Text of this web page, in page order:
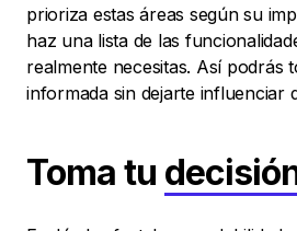
prioriza estas áreas según su
haz una lista de las
realmente necesitas. Así podrás
informada sin dejarte influenciar
Toma tu